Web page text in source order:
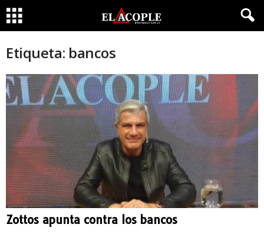
Etiqueta: bancos
Zottos apunta contra los bancos